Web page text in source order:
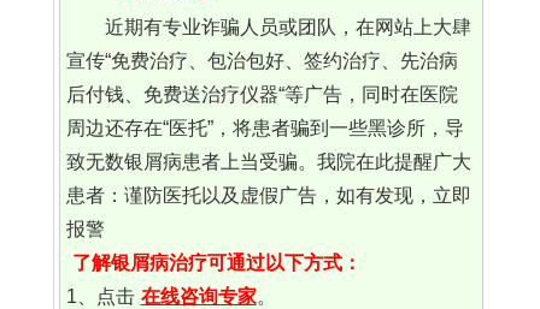
近期有专业诈骗人员或团队，在网站上大肆
宣传“免费治疗、包治包好、签约治疗、先治病
后付钱、免费送治疗仪器“等广告，同时在医院
周边还存在“医托”，将患者骗到一些黑诊所，导
致无数银屑病患者上当受骗。我院在此提醒广大
患者：谨防医托以及虚假广告，如有发现，立即
报警
了解银屑病治疗可通过以下方式：
1、点击 在线咨询专家。